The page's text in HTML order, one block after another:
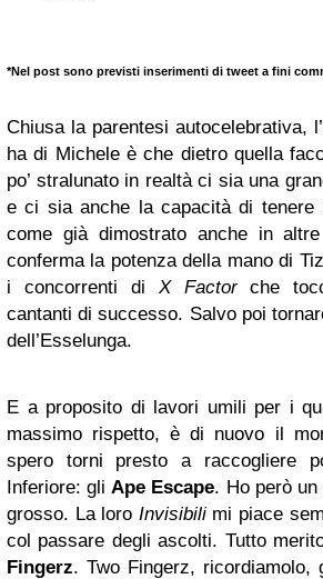
*Nel post sono previsti inserimenti di tweet a fini
Chiusa la parentesi autocelebrativa,
ha di Michele è che dietro quella
po’ stralunato in realtà ci sia una
e ci sia anche la capacità di tenere
come già dimostrato anche in
conferma la potenza della mano di
i concorrenti di X Factorche
cantanti di successo. Salvo poi
dell’Esselunga.
E a proposito di lavori umili per i
massimo rispetto, è di nuovo il
spero torni presto a raccogliere
Inferiore: gli Ape Escape. Ho però
grosso. La loro Invisibilimi piace
col passare degli ascolti. Tutto
Fingerz. Two Fingerz, ricordiamolo,